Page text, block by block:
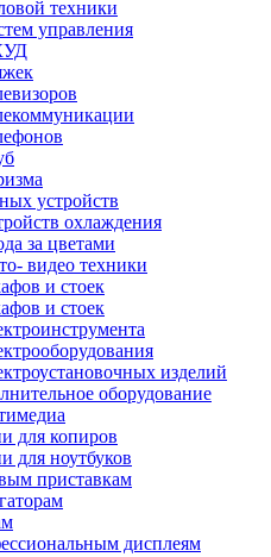
техники
управления
устройств
охлаждения
за цветами
видео техники
и стоек
и стоек
изделий
оборудование
для копиров
для ноутбуков
приставкам
дисплеям